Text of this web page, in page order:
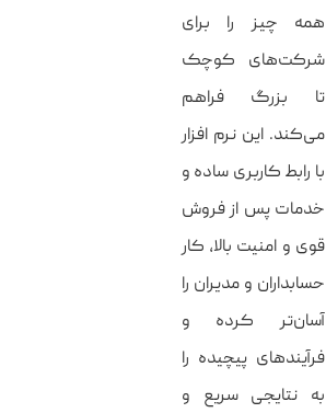
همه چیز را برای
شرکت‌های کوچک
تا بزرگ فراهم
می‌کند. این نرم افزار
با رابط کاربری ساده و
خدمات پس از فروش
قوی و امنیت بالا، کار
حسابداران و مدیران را
آسان‌تر کرده و
فرآیندهای پیچیده را
به نتایجی سریع و